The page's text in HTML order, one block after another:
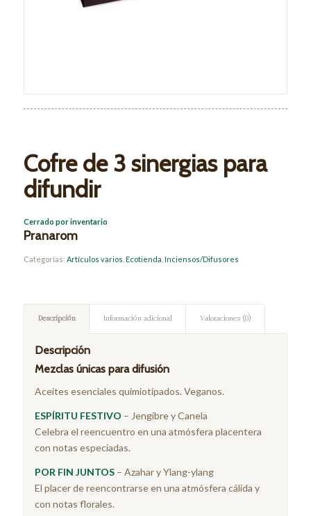
Cofre de 3 sinergias para
difundir
Cerrado por inventario
Pranarom
Categorías: Artículos varios Ecotienda Inciensos/Difusores
Descripción Información adicional Valoraciones (0)
Descripción
Mezclas únicas para difusión
Aceites esenciales quimiotipados. Veganos.
ESPÍRITU FESTIVO – Jengibre y Canela
Celebra el reencuentro en una atmósfera placentera
con notas especiadas.
POR FIN JUNTOS– Azahar y Ylang-ylang
El placer de reencontrarse en una atmósfera cálida y
con notas florales.